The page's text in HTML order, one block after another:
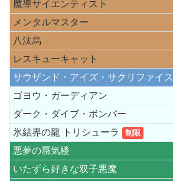
魔導サイエンティスト
メンタルマスター
八汰烏
レスキューキャット
サウザンド・アイズ・サクリファイス
ゴヨウ・ガーディアン
ダーク・ダイブ・ボンバー
氷結界の龍 トリシューラ
制限
悪夢の蜃気楼
いたずら好きな双子悪魔